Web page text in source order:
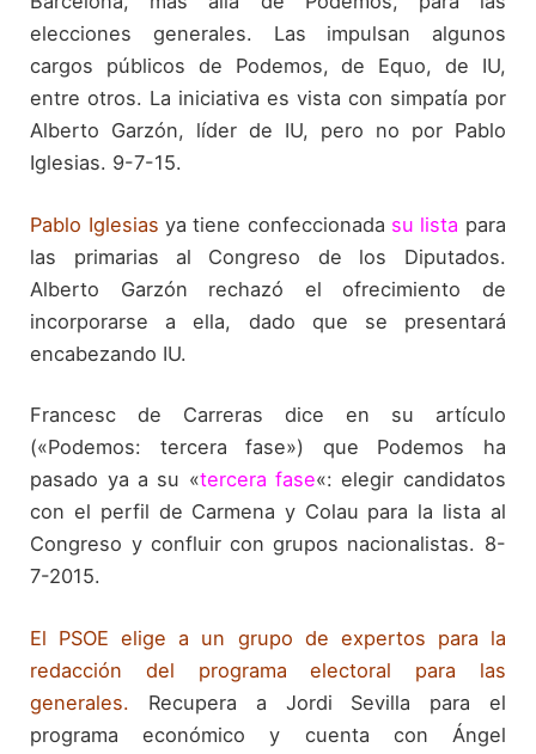
elecciones generales. Las impulsan algunos
cargos públicos de Podemos, de Equo, de IU,
entre otros. La iniciativa es vista con simpatía por
Alberto Garzón, líder de IU, pero no por Pablo
Iglesias. 9-7-15.
Pablo Iglesias ya tiene confeccionada su lista para
las primarias al Congreso de los Diputados.
Alberto Garzón rechazó el ofrecimiento de
incorporarse a ella, dado que se presentará
encabezando IU.
Francesc de Carreras dice en su artículo
(«Podemos: tercera fase») que Podemos ha
pasado ya a su «tercera fase«: elegir candidatos
con el perfil de Carmena y Colau para la lista al
Congreso y confluir con grupos nacionalistas. 8-
7-2015.
El PSOE elige a un grupo de expertos para la
redacción del programa electoral para las
generales. Recupera a Jordi Sevilla para el
programa económico y cuenta con Ángel